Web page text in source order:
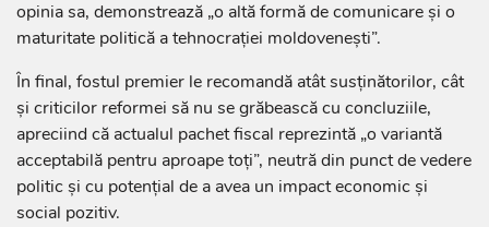
opinia sa, demonstrează „o altă formă de comunicare și o
maturitate politică a tehnocrației moldovenești”.
În final, fostul premier le recomandă atât susținătorilor, cât
și criticilor reformei să nu se grăbească cu concluziile,
apreciind că actualul pachet fiscal reprezintă „o variantă
acceptabilă pentru aproape toți”, neutră din punct de vedere
politic și cu potențial de a avea un impact economic și
social pozitiv.